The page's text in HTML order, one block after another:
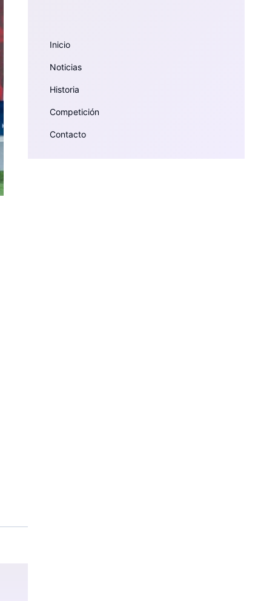
Inicio
Noticias
Historia
Competición
Contacto